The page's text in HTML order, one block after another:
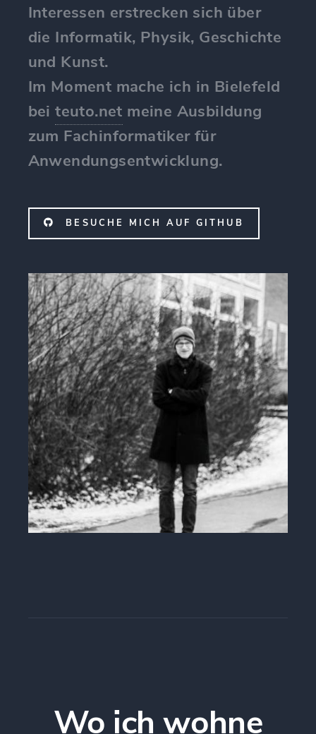
Interessen erstrecken sich über
die Informatik, Physik, Geschichte
und Kunst.
Im Moment mache ich in Bielefeld
beiteuto.net meine Ausbildung
zum Fachinformatiker für
Anwendungsentwicklung.
BESUCHE MICH AUF GITHUB
Wo ich wohne